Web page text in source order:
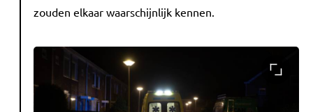
zouden elkaar waarschijnlijk kennen.